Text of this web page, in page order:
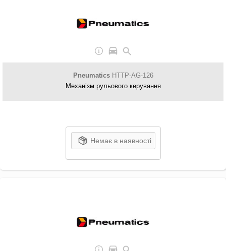
PneumaticsHTTP-AG-126
Механізм рульового керування
Немає в наявності